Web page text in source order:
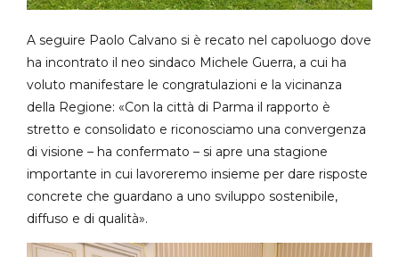
A seguire Paolo Calvano si è recato nel capoluogo dove
ha incontrato il neo sindaco Michele Guerra, a cui ha
voluto manifestare le congratulazioni e la vicinanza
della Regione: «Con la città di Parma il rapporto è
stretto e consolidato e riconosciamo una convergenza
di visione – ha confermato – si apre una stagione
importante in cui lavoreremo insieme per dare risposte
concrete che guardano a uno sviluppo sostenibile,
diffuso e di qualità».